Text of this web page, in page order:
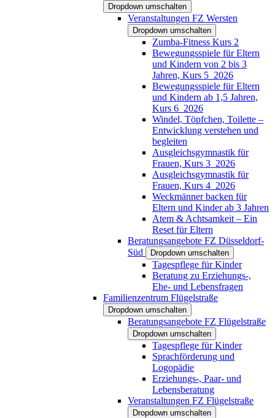
Dropdown umschalten
Veranstaltungen FZ Wersten
Dropdown umschalten
Zumba-Fitness Kurs 2
Bewegungsspiele für Eltern
und Kindern von 2 bis 3
Jahren, Kurs 5_2026
Bewegungsspiele für Eltern
und Kindern ab 1,5 Jahren,
Kurs 6_2026
Windel, Töpfchen, Toilette –
Entwicklung verstehen und
begleiten
Ausgleichsgymnastik für
Frauen, Kurs 3_2026
Ausgleichsgymnastik für
Frauen, Kurs 4_2026
Weckmänner backen für
Eltern und Kinder ab 3 Jahren
Atem & Achtsamkeit – Ein
Reset für Eltern
Beratungsangebote FZ Düsseldorf-
Süd
Dropdown umschalten
Tagespflege für Kinder
Beratung zu Erziehungs-,
Ehe- und Lebensfragen
Familienzentrum Flügelstraße
Dropdown umschalten
Beratungsangebote FZ Flügelstraße
Dropdown umschalten
Tagespflege für Kinder
Sprachförderung und
Logopädie
Erziehungs-, Paar- und
Lebensberatung
Veranstaltungen FZ Flügelstraße
Dropdown umschalten